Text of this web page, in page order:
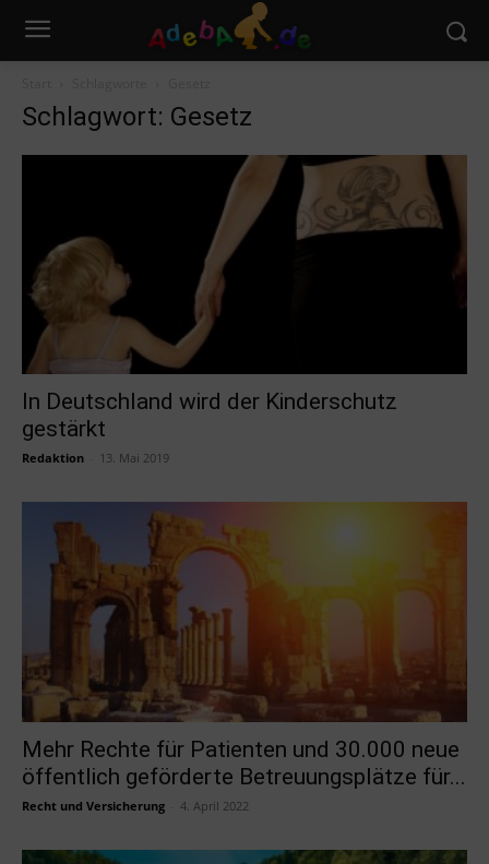
Schlagwort: Gesetz
In Deutschland wird der Kinderschutz
gestärkt
Redaktion 13. Mai 2019
Mehr Rechte für Patienten und 30.000 neue
öffentlich geförderte Betreuungsplätze für...
Recht und Versicherung 4. April 2022